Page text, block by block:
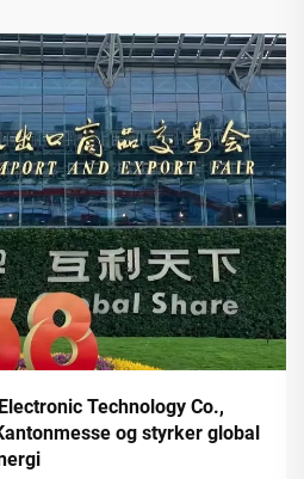
Technology Co.,
og styrker global